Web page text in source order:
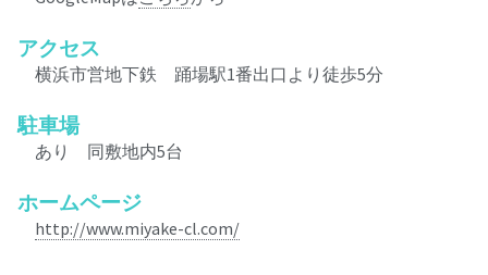
アクセス
横浜市営地下鉄 踊場駅1番出口より徒歩5分
駐車場
あり 同敷地内5台
ホームページ
http://www.miyake-cl.com/